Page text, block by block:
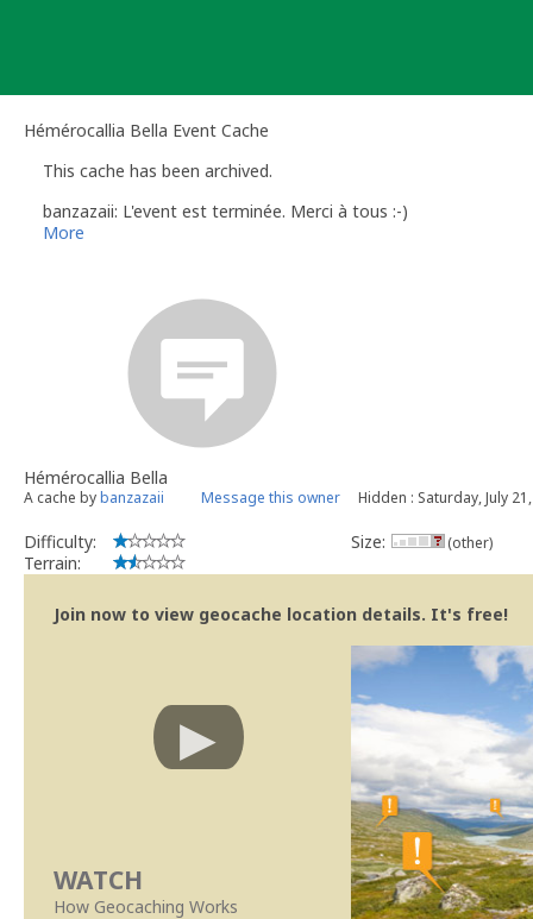
Hémérocallia Bella Event Cache
This cache has been archived.
banzazaii: L'event est terminée. Merci à tous :-)
More
Hémérocallia Bella
A cache bybanzazaii Message this owner Hidden : Saturday, July
Difficulty:
Terrain:
Size: (other)
Join now to view geocache location details. It's free!
WATCH
How Geocaching Works